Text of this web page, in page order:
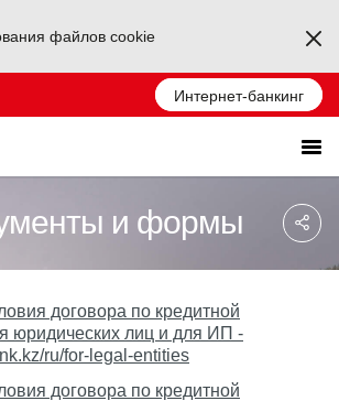
файлов cookie
Интернет-банкинг
и формы
договора по кредитной
юридических лиц и для ИП -
ru/for-legal-entities
договора по кредитной